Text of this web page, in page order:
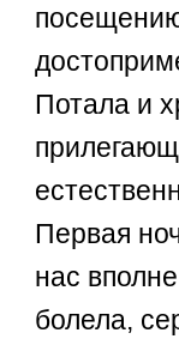
Потала и
Первая
нас
болела,